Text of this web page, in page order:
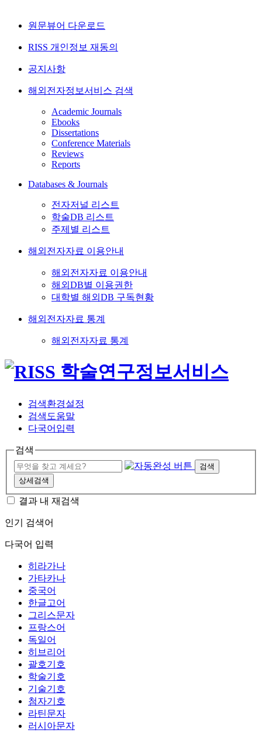
원문뷰어 다운로드
RISS 개인정보 재동의
공지사항
해외전자정보서비스 검색
Academic Journals
Ebooks
Dissertations
Conference Materials
Reviews
Reports
Databases & Journals
전자저널 리스트
학술DB 리스트
주제별 리스트
해외전자자료 이용안내
해외전자자료 이용안내
해외DB별 이용권한
대학별 해외DB 구독현황
해외전자자료 통계
해외전자자료 통계
검색환경설정
검색도움말
다국어입력
검색
검색
상세검색
결과 내 재검색
인기 검색어
다국어 입력
히라가나
가타카나
중국어
한글고어
그리스문자
프랑스어
독일어
히브리어
괄호기호
학술기호
기술기호
첨자기호
라틴문자
러시아문자